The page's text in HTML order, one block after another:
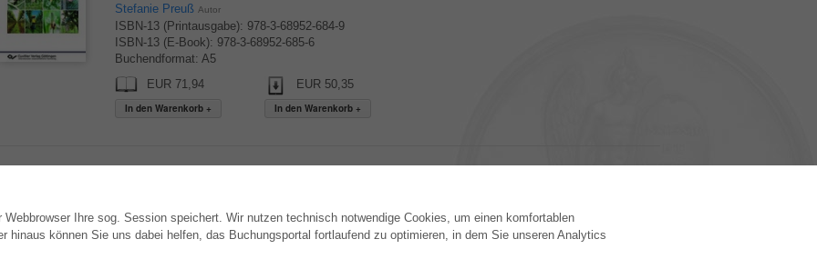
Ihre sog. Session speichert. Wir nutzen technisch notwendige Cookies, um einen komfortablen
hinaus können Sie uns dabei helfen, das Buchungsportal fortlaufend zu optimieren, in dem Sie unseren Analytics
Stefanie Preuß Autor
ISBN-13 (Printausgabe): 978-3-68952-684-9
ISBN-13 (E-Book): 978-3-68952-685-6
Buchendformat: A5
EUR 71,94
EUR 50,35
WEBSHOP AUTOR WERDEN VERLAG